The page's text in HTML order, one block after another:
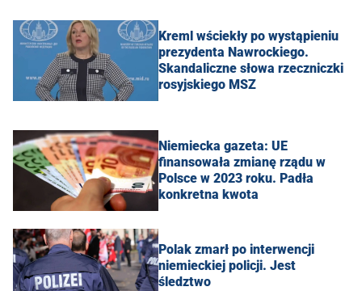
Kreml wściekły po wystąpieniu
prezydenta Nawrockiego.
Skandaliczne słowa rzeczniczki
rosyjskiego MSZ
Niemiecka gazeta: UE
finansowała zmianę rządu w
Polsce w 2023 roku. Padła
konkretna kwota
Polak zmarł po interwencji
niemieckiej policji. Jest
śledztwo